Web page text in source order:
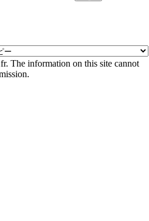
The information on this site cannot